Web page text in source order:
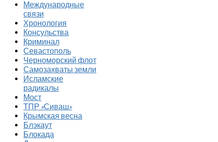
Международные
связи
Хронология
Консульства
Криминал
Севастополь
Черноморский флот
Самозахваты земли
Исламские
радикалы
Мост
ТПР «Сиваш»
Крымская весна
Блэкаут
Блокада